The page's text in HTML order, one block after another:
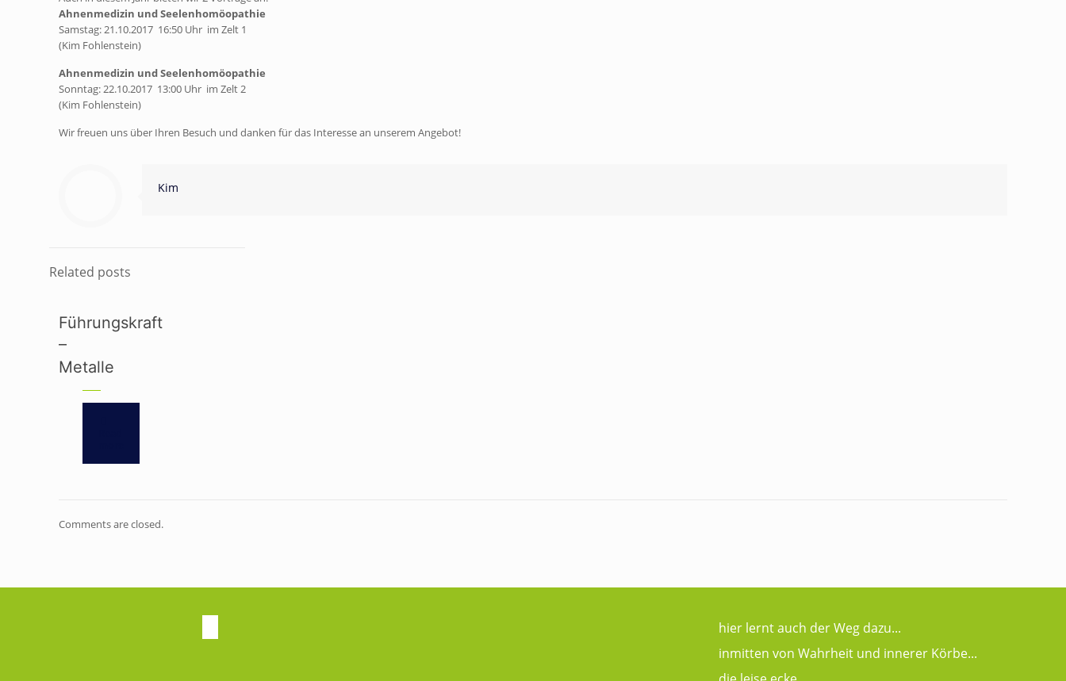
Ahnenmedizin und Seelenhomöopathie
Samstag: 21.10.2017 16:50 Uhr im Zelt 1
(Kim Fohlenstein)
Ahnenmedizin und Seelenhomöopathie
Sonntag: 22.10.2017 13:00 Uhr im Zelt 2
(Kim Fohlenstein)
Wir freuen uns über Ihren Besuch und danken für das Interesse an unserem Angebot!
Kim
Related posts
Führungskraft
–
Metalle
Comments are closed.
hier lernt auch der Weg dazu...
inmitten von Wahrheit und innerer Körbe...